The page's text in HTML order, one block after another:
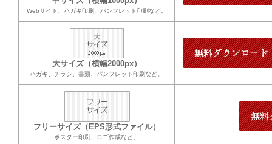
Webサイト、ハガキ印刷、パンフレット印刷など。
大サイズ（横幅2000px）
ハガキ、チラシ、書類、パンフレット印刷など。
フリーサイズ（EPS形式ファイル）
ポスター印刷、ロゴ作成など。